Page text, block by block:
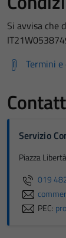
Si avvisa che
Termini e
Servizio
Piazza
019
PEC: